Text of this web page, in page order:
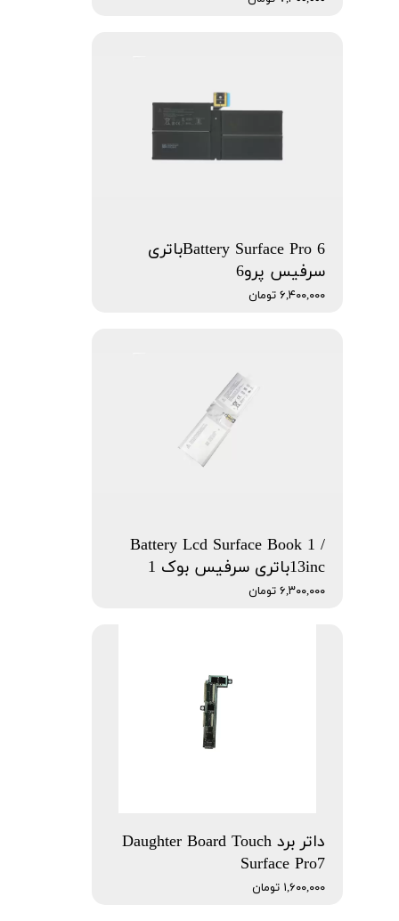
Battery Surface Pro 6باتری
سرفیس پرو6
۶,۴۰۰,۰۰۰ تومان
Battery Lcd Surface Book 1 /
13incباتری سرفیس بوک 1
۶,۳۰۰,۰۰۰ تومان
داتر برد Daughter Board Touch
Surface Pro7
۱,۶۰۰,۰۰۰ تومان